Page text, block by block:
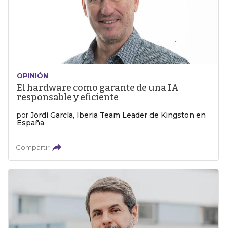
OPINIÓN
El hardware como garante de una IA
responsable y eficiente
por Jordi García, Iberia Team Leader de Kingston en
España
Compartir